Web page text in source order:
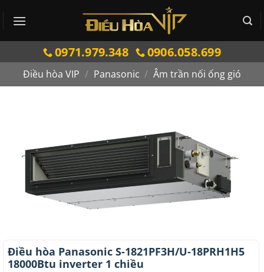
qua
0971.979.348 0906.058.699
Điều hòa VIP / Panasonic / Âm trần nối ống gió
Điều hòa Panasonic S-1821PF3H/U-18PRH1H5
18000Btu inverter 1 chiều